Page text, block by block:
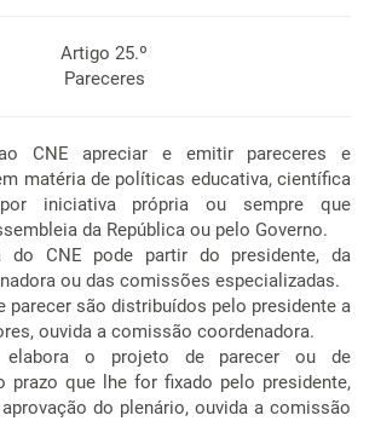
Artigo 25.º
Pareceres
CNE apreciar e emitir pareceres e
matéria de políticas educativa, científica
iniciativa própria ou sempre que
da República ou pelo Governo.
CNE pode partir do presidente, da
ou das comissões especializadas.
parecer são distribuídos pelo presidente a
ouvida a comissão coordenadora.
o projeto de parecer ou de
prazo que lhe for fixado pelo presidente,
do plenário, ouvida a comissão